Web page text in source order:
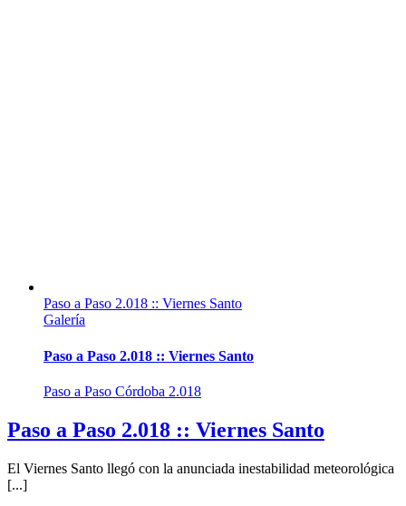
Paso a Paso 2.018 :: Viernes Santo
Galería
Paso a Paso 2.018 :: Viernes Santo
Paso a Paso Córdoba 2.018
Paso a Paso 2.018 :: Viernes Santo
El Viernes Santo llegó con la anunciada inestabilidad meteorológica
[...]